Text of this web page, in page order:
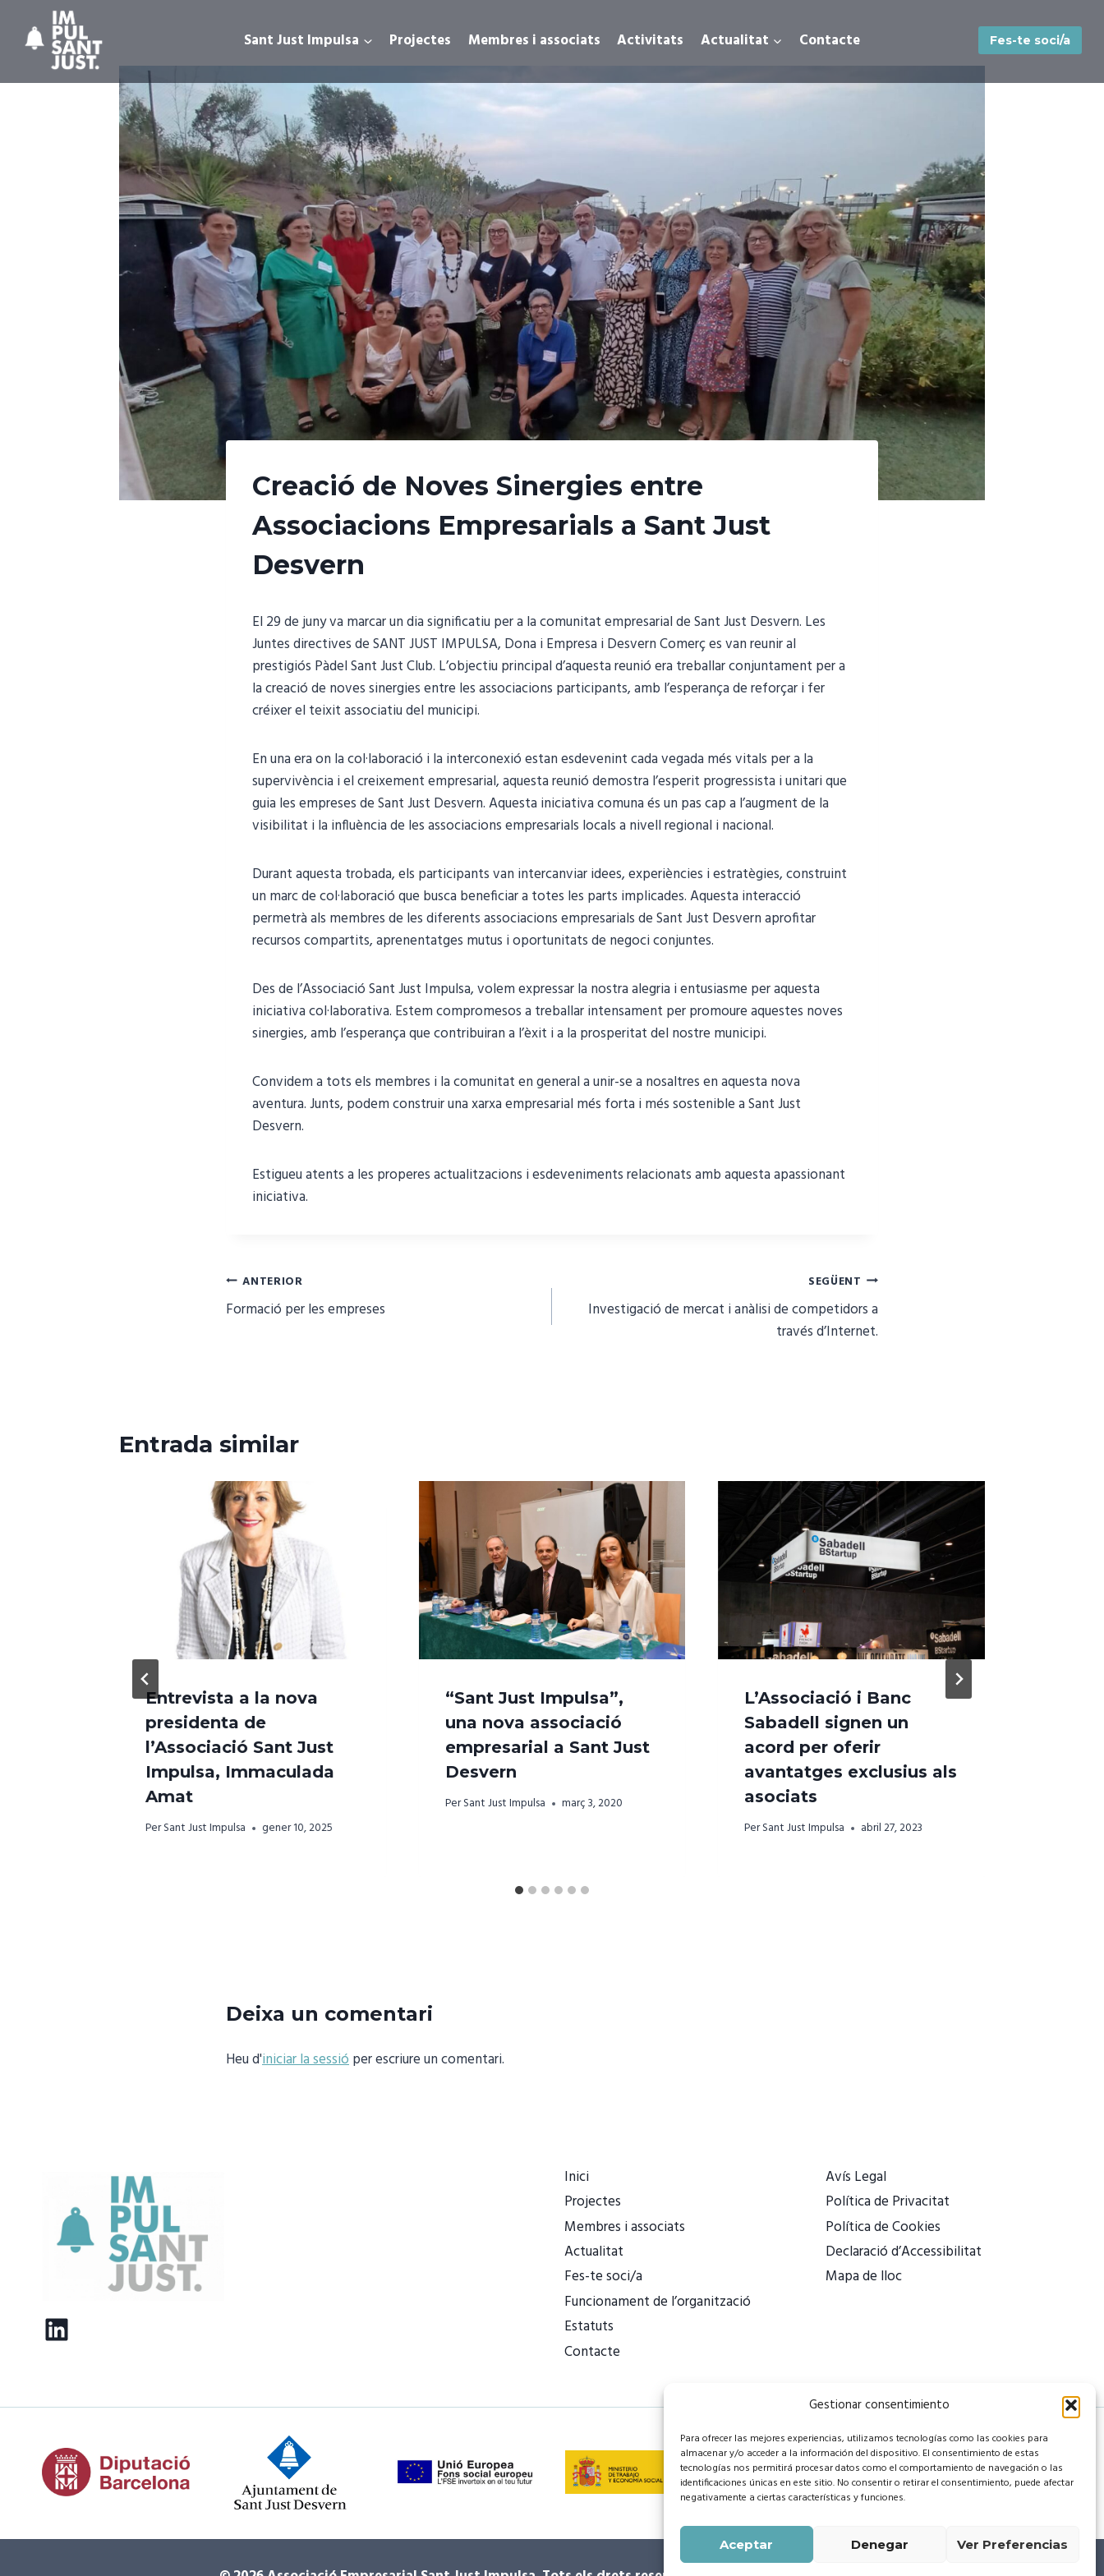
Gestionar consentimiento
Para ofrecer las mejores experiencias, utilizamos tecnologías como las cookies para
almacenar y/o acceder a la información del dispositivo. El consentimiento de estas
tecnologías nos permitirá procesar datos como el comportamiento de navegación o las
identificaciones únicas en este sitio. No consentir o retirar el consentimiento, puede afectar
negativamente a ciertas características y funciones.
Aceptar Denegar Ver Preferencias
contingut
Sant Just Impulsa Projectes Membres i associats Activitats Actualitat Contacte Fes-te soci/a
Creació de Noves Sinergies entre
Associacions Empresarials a Sant Just
Desvern
El 29 de juny va marcar un dia significatiu per a la comunitat empresarial de Sant Just Desvern. Les
Juntes directives de SANT JUST IMPULSA, Dona i Empresa i Desvern Comerç es van reunir al
prestigiós Pàdel Sant Just Club. L’objectiu principal d’aquesta reunió era treballar conjuntament per a
la creació de noves sinergies entre les associacions participants, amb l’esperança de reforçar i fer
créixer el teixit associatiu del municipi.
En una era on la col·laboració i la interconexió estan esdevenint cada vegada més vitals per a la
supervivència i el creixement empresarial, aquesta reunió demostra l’esperit progressista i unitari que
guia les empreses de Sant Just Desvern. Aquesta iniciativa comuna és un pas cap a l’augment de la
visibilitat i la influència de les associacions empresarials locals a nivell regional i nacional.
Durant aquesta trobada, els participants van intercanviar idees, experiències i estratègies, construint
un marc de col·laboració que busca beneficiar a totes les parts implicades. Aquesta interacció
permetrà als membres de les diferents associacions empresarials de Sant Just Desvern aprofitar
recursos compartits, aprenentatges mutus i oportunitats de negoci conjuntes.
Des de l’Associació Sant Just Impulsa, volem expressar la nostra alegria i entusiasme per aquesta
iniciativa col·laborativa. Estem compromesos a treballar intensament per promoure aquestes noves
sinergies, amb l’esperança que contribuiran a l’èxit i a la prosperitat del nostre municipi.
Convidem a tots els membres i la comunitat en general a unir-se a nosaltres en aquesta nova
aventura. Junts, podem construir una xarxa empresarial més forta i més sostenible a Sant Just
Desvern.
Estigueu atents a les properes actualitzacions i esdeveniments relacionats amb aquesta apassionant
iniciativa.
Navegació
d'entrades
ANTERIOR
Formació per les empreses
SEGÜENT
Investigació de mercat i anàlisi de competidors a
través d’Internet.
Entrada similar
Entrevista a la nova
presidenta de
l’Associació Sant Just
Impulsa, Immaculada
Amat
PerSant Just Impulsa gener 10, 2025
“Sant Just Impulsa”,
una nova associació
empresarial a Sant Just
Desvern
Per Sant Just Impulsa març 3, 2020
L’Associació i Banc
Sabadell signen un
acord per oferir
avantatges exclusius als
asociats
PerSant Just Impulsa abril 27, 2023
Deixa un comentari
Heu d'iniciar la sessióper escriure un comentari.
LinkedIn
Inici
Projectes
Membres i associats
Actualitat
Fes-te soci/a
Funcionament de l’organització
Estatuts
Contacte
Avís Legal
Política de Privacitat
Política de Cookies
Declaració d’Accessibilitat
Mapa de lloc